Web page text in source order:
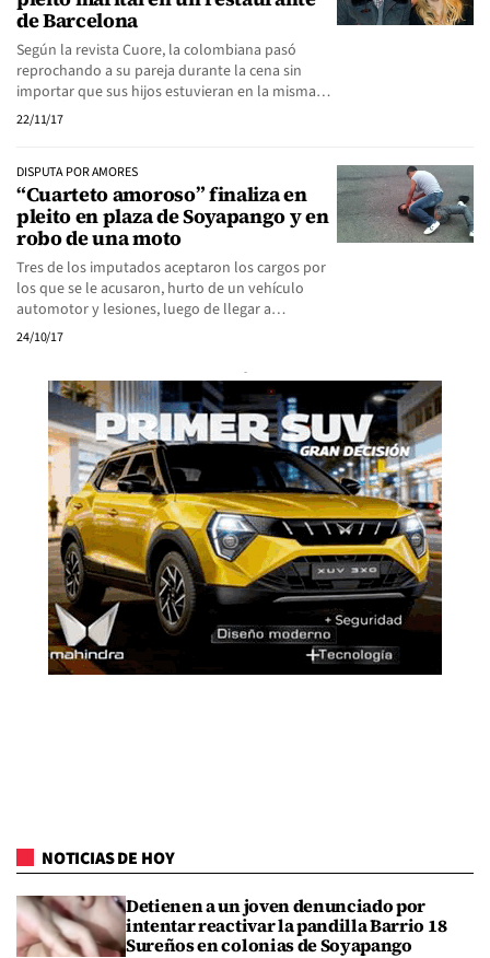
de Barcelona
Según la revista Cuore, la colombiana pasó
reprochando a su pareja durante la cena sin
importar que sus hijos estuvieran en la misma…
22/11/17
DISPUTA POR AMORES
“Cuarteto amoroso” finaliza en
pleito en plaza de Soyapango y en
robo de una moto
Tres de los imputados aceptaron los cargos por
los que se le acusaron, hurto de un vehículo
automotor y lesiones, luego de llegar a…
24/10/17
NOTICIAS DE HOY
Detienen a un joven denunciado por
intentar reactivar la pandilla Barrio 18
Sureños en colonias de Soyapango